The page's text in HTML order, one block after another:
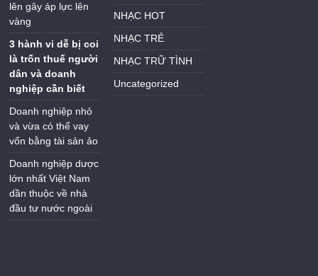
lên gây áp lực lên
vàng
3 hành vi dễ bị coi
là trốn thuế người
dân và doanh
nghiệp cần biết
Doanh nghiệp nhỏ
và vừa có thể vay
vốn bằng tài sản ảo
Doanh nghiệp dược
lớn nhất Việt Nam
dần thuộc về nhà
đầu tư nước ngoài
NHẠC HOT
NHẠC TRẺ
NHẠC TRỮ TÌNH
Uncategorized